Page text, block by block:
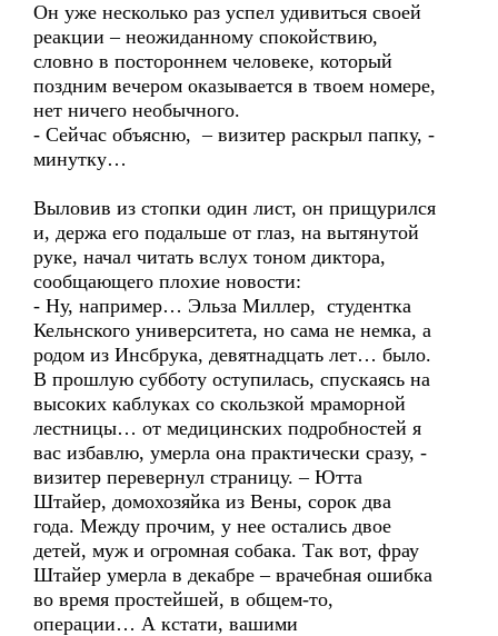
Он уже несколько раз успел удивиться своей
реакции – неожиданному спокойствию,
словно в постороннем человеке, который
поздним вечером оказывается в твоем номере,
нет ничего необычного.
- Сейчас объясню, – визитер раскрыл папку, -
минутку…
Выловив из стопки один лист, он прищурился
и, держа его подальше от глаз, на вытянутой
руке, начал читать вслух тоном диктора,
сообщающего плохие новости:
- Ну, например… Эльза Миллер, студентка
Кельнского университета, но сама не немка, а
родом из Инсбрука, девятнадцать лет… было.
В прошлую субботу оступилась, спускаясь на
высоких каблуках со скользкой мраморной
лестницы… от медицинских подробностей я
вас избавлю, умерла она практически сразу, -
визитер перевернул страницу. – Ютта
Штайер, домохозяйка из Вены, сорок два
года. Между прочим, у нее остались двое
детей, муж и огромная собака. Так вот, фрау
Штайер умерла в декабре – врачебная ошибка
во время простейшей, в общем-то,
операции… А кстати, вашими